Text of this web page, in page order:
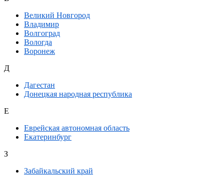
Великий Новгород
Владимир
Волгоград
Вологда
Воронеж
Д
Дагестан
Донецкая народная республика
Е
Еврейская автономная область
Екатеринбург
З
Забайкальский край